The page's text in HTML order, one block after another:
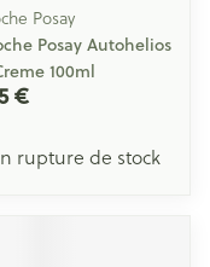
Posay
Posay Autohelios
100ml
€
rupture de stock